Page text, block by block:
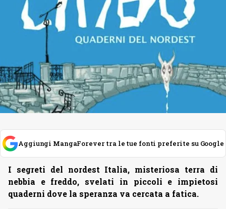
Aggiungi MangaForever tra le tue fonti preferite su Google
I segreti del nordest Italia, misteriosa terra di
nebbia e freddo, svelati in piccoli e impietosi
quaderni dove la speranza va cercata a fatica.